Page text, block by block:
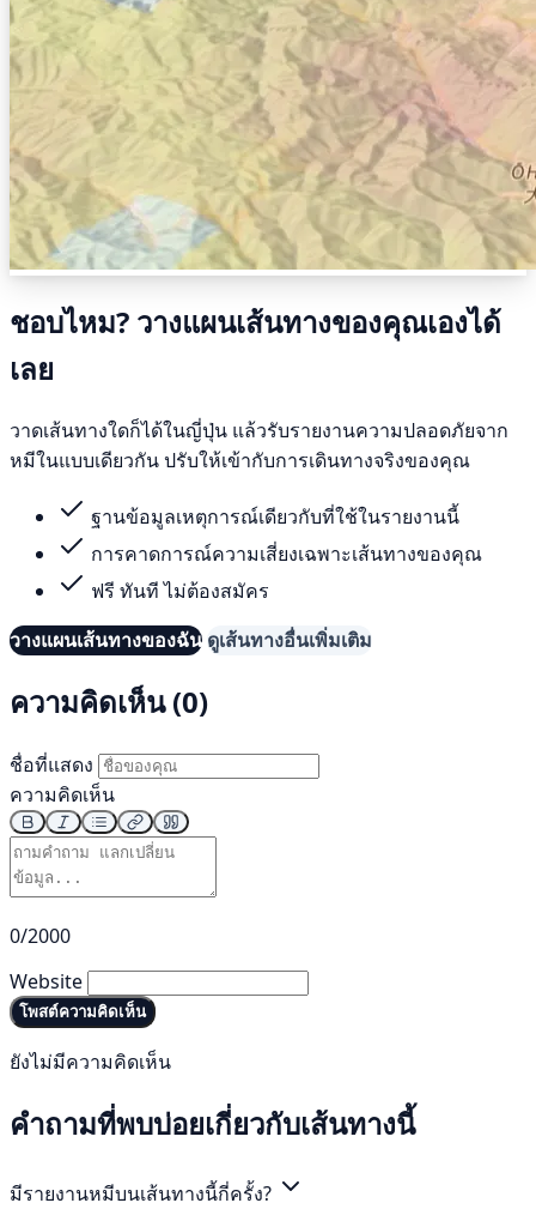
ชอบไหม? วางแผนเส้นทางของคุณเองได้
เลย
วาดเส้นทางใดก็ได้ในญี่ปุ่น แล้วรับรายงานความปลอดภัยจาก
หมีในแบบเดียวกัน ปรับให้เข้ากับการเดินทางจริงของคุณ
ฐานข้อมูลเหตุการณ์เดียวกับที่ใช้ในรายงานนี้
การคาดการณ์ความเสี่ยงเฉพาะเส้นทางของคุณ
ฟรี ทันที ไม่ต้องสมัคร
วางแผนเส้นทางของฉัน ดูเส้นทางอื่นเพิ่มเติม
ความคิดเห็น (0)
ชื่อที่แสดง
ความคิดเห็น
0/2000
Website
โพสต์ความคิดเห็น
ยังไม่มีความคิดเห็น
คำถามที่พบบ่อยเกี่ยวกับเส้นทางนี้
มีรายงานหมีบนเส้นทางนี้กี่ครั้ง?